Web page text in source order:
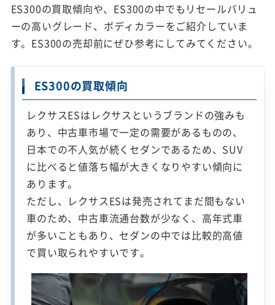
ES300の買取傾向や、ES300の中でもリセールバリュ
ーの高いグレード、ボディカラーをご紹介していま
す。ES300の売却前にぜひ参考にしてみてください。
ES300の買取傾向
レクサスESはレクサスというブランドの強みも
あり、中古車市場で一定の需要があるものの、
日本での不人気が続くセダンであるため、SUV
に比べると値落ち幅が大きくなりやすい傾向に
あります。
ただし、レクサスESは発売されてまだ間もない
車のため、中古車流通台数が少なく、高年式車
が多いこともあり、セダンの中では比較的高値
で買い取られやすいです。